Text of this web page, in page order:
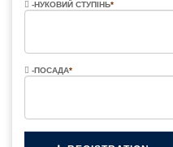
-НУКОВИЙ СТУПІНЬ*
-ПОСАДА*